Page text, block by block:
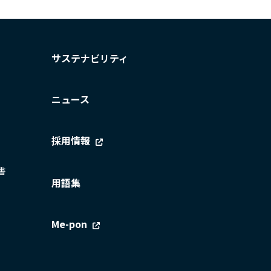
サステナビリティ
ニュース
採用情報
用語集
Me-pon